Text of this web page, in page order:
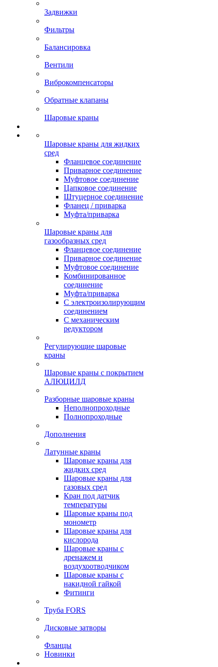
Задвижки
Фильтры
Балансировка
Вентили
Виброкомпенсаторы
Обратные клапаны
Шаровые краны
Шаровые краны для жидких
сред
Фланцевое соединение
Приварное соединение
Муфтовое соединение
Цапковое соединение
Штуцерное соединение
Фланец / приварка
Муфта/приварка
Шаровые краны для
газообразных сред
Фланцевое соединение
Приварное соединение
Муфтовое соединение
Комбинированное
соединение
Муфта/приварка
С электроизолирующим
соединением
С механическим
редуктором
Регулирующие шаровые
краны
Шаровые краны с покрытием
АЛЮЦИЛД
Разборные шаровые краны
Неполнопроходные
Полнопроходные
Дополнения
Латунные краны
Шаровые краны для
жидких сред
Шаровые краны для
газовых сред
Кран под датчик
температуры
Шаровые краны под
монометр
Шаровые краны для
кислорода
Шаровые краны с
дренажем и
воздухоотводчиком
Шаровые краны с
накидной гайкой
Фитинги
Труба FORS
Дисковые затворы
Фланцы
Новинки